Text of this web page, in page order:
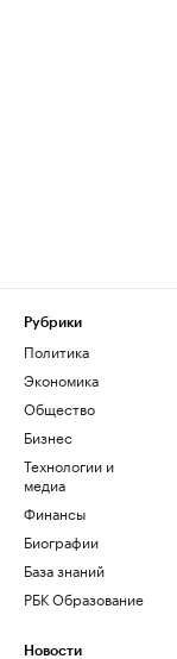
Рубрики
Политика
Экономика
Общество
Бизнес
Технологии и
медиа
Финансы
Биографии
База знаний
РБК Образование
Новости